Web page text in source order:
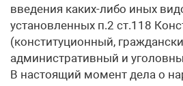
введения каких-либо иных
установленных п.2 ст.118
(конституционный,
административный и
В настоящий момент дела о